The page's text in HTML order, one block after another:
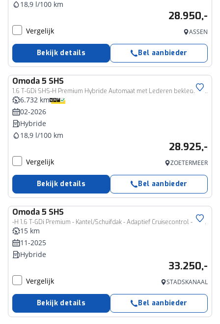
18,9 l/100 km
28.950,-
Vergelijk ASSEN
Bekijk details Bel aanbieder
Omoda5 SHS
1.6 T-GDi SHS-H Premium Hybride Automaat met Lederen bekleding, Navigatie en 360 graden Camera
6.732 km
02-2026
Hybride
18,9 l/100 km
28.925,-
Vergelijk ZOETERMEER
Bekijk details Bel aanbieder
Omoda5 SHS
-H 1.6 T-GDi Premium - Kantel/Schuifdak - Adaptief Cruisecontrol - 18' Lichtmetalen Velgen - Privacy Glass - Stoel/Stuurwiel Verwarming - 7 Jaar Fabrieksgarantie
15 km
11-2025
Hybride
33.250,-
Vergelijk STADSKANAAL
Bekijk details Bel aanbieder